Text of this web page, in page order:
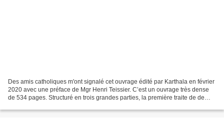
Des amis catholiques m'ont signalé cet ouvrage édité par Karthala en février
2020 avec une préface de Mgr Henri Teissier. C’est un ouvrage très dense
de 534 pages. Structuré en trois grandes parties, la première traite de de